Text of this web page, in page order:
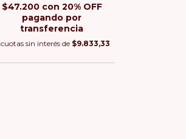
$47.200 con 20% OFF
pagando por
transferencia
cuotas sin interés de $9.833,33